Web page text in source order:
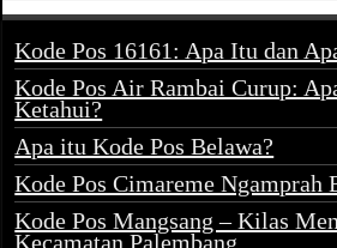
Kode Pos 16161: Apa Itu dan
Kode Pos Air Rambai Curup:
Ketahui?
Apa itu Kode Pos Belawa?
Kode Pos Cimareme Ngamprah
Kode Pos Mangsang – Kilas
Kecamatan Palembang